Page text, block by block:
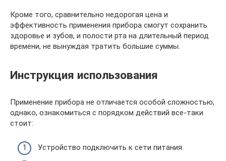
Кроме того, сравнительно недорогая цена и
эффективность применения прибора смогут сохранить
здоровье и зубов, и полости рта на длительный период
времени, не вынуждая тратить большие суммы.
Инструкция использования
Применение прибора не отличается особой сложностью,
однако, ознакомиться с порядком действий все-таки
стоит:
Устройство подключить к сети питания.